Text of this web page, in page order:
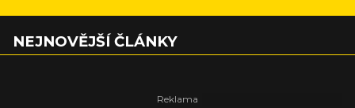
NEJNOVĚJŠÍ ČLÁNKY